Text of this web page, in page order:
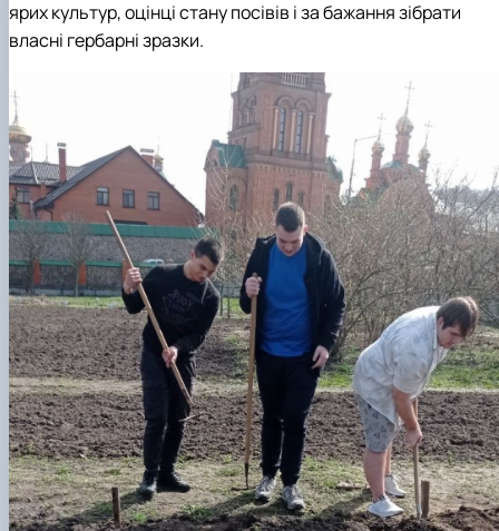
ярих культур, оцінці стану посівів і за бажання зібрати
власні гербарні зразки.